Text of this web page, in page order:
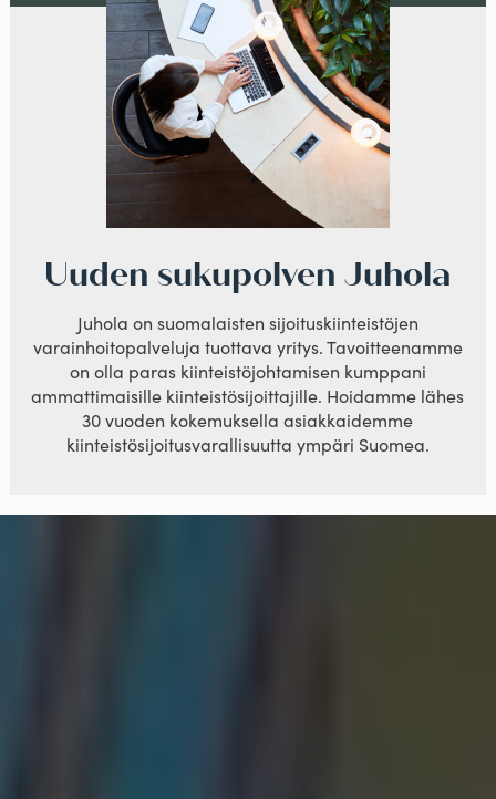
Uuden sukupolven Juhola
Juhola on suomalaisten sijoituskiinteistöjen
varainhoitopalveluja tuottava yritys. Tavoitteenamme
on olla paras kiinteistöjohtamisen kumppani
ammattimaisille kiinteistösijoittajille. Hoidamme lähes
30 vuoden kokemuksella asiakkaidemme
kiinteistösijoitusvarallisuutta ympäri Suomea.